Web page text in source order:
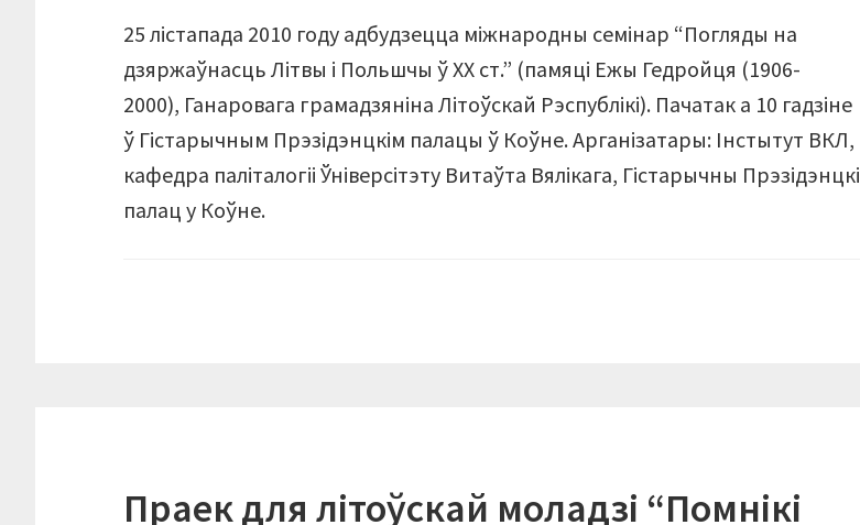
25 лістапада 2010 году адбудзецца міжнародны семінар “Погляды на
дзяржаўнасць Літвы і Польшчы ў ХХ ст.” (памяці Ежы Гедройця (1906-
2000), Ганаровага грамадзяніна Літоўскай Рэспублікі). Пачатак а 10 гадзіне
ў Гістарычным Прэзідэнцкім палацы ў Коўне. Арганізатары: Iнстытут ВКЛ,
кафедра паліталогіі Ўніверсітэту Витаўта Вялікага, Гістарычны Прэзідэнцкі
палац у Коўне.
Праек для літоўскай моладзі “Помнікі